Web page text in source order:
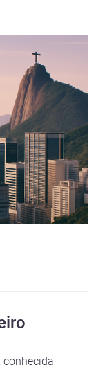
conhecida